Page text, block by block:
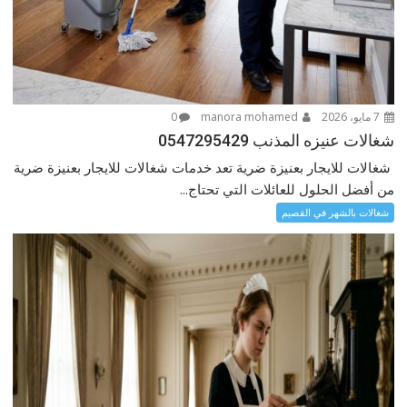
0
شغالات عنيزه المذنب 0547295429
شغالات للايجار بعنيزة ضرية تعد خدمات شغالات للايجار بعنيزة ضرية
من أفضل الحلول للعائلات التي تحتاج...
شغالات بالشهر في القصيم